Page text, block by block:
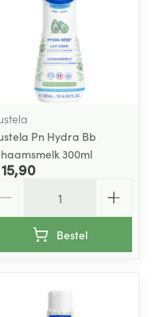
Pn Hydra Bb
300ml
Bestel